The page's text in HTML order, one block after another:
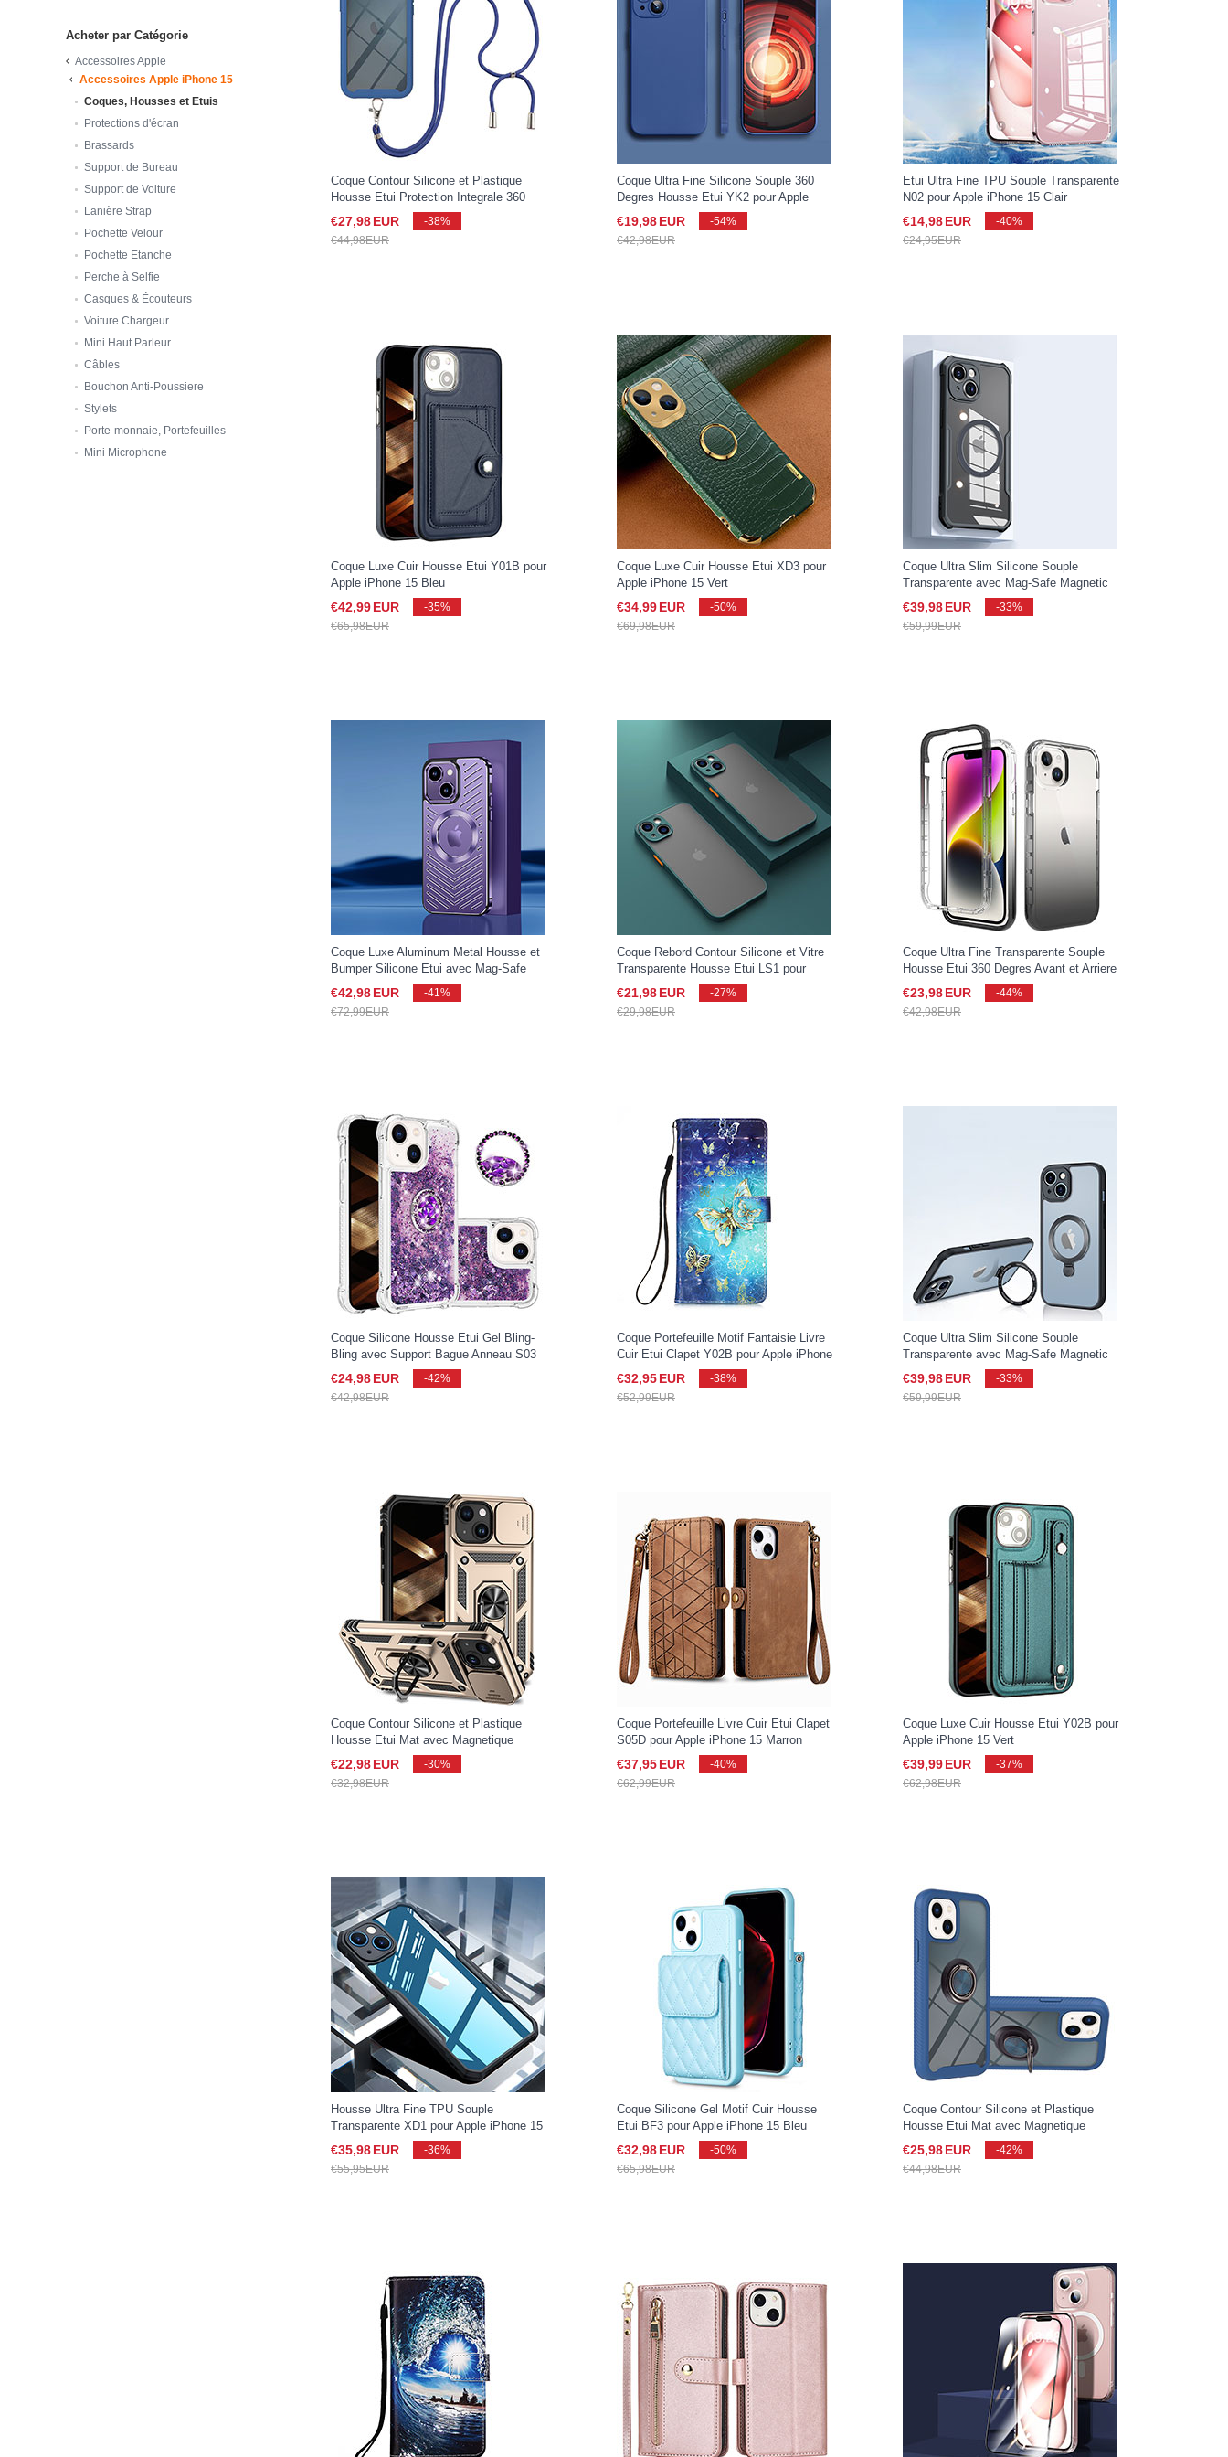
Acheter par Catégorie
Accessoires Apple
Accessoires Apple iPhone 15
Coques, Housses et Etuis
Protections d'écran
Brassards
Support de Bureau
Support de Voiture
Lanière Strap
Pochette Velour
Pochette Etanche
Perche à Selfie
Casques & Écouteurs
Voiture Chargeur
Mini Haut Parleur
Câbles
Bouchon Anti-Poussiere
Stylets
Porte-monnaie, Portefeuilles
Mini Microphone
Coque Contour Silicone et Plastique
Housse Etui Protection Integrale 360
Degres avec Laniere Strap pour Apple
iPhone 15 Bleu
€27,98EUR
-38%
€44,98EUR
Coque Ultra Fine Silicone Souple 360
Degres Housse Etui YK2 pour Apple
iPhone 15 Bleu
€19,98EUR
-54%
€42,98EUR
Etui Ultra Fine TPU Souple Transparente
N02 pour Apple iPhone 15 Clair
€14,98EUR
-40%
€24,95EUR
Coque Luxe Cuir Housse Etui Y01B pour
Apple iPhone 15 Bleu
€42,99EUR
-35%
€65,98EUR
Coque Luxe Cuir Housse Etui XD3 pour
Apple iPhone 15 Vert
€34,99EUR
-50%
€69,98EUR
Coque Ultra Slim Silicone Souple
Transparente avec Mag-Safe Magnetic
Magnetique XD3 pour Apple iPhone 15
Noir
€39,98EUR
-33%
€59,99EUR
Coque Luxe Aluminum Metal Housse et
Bumper Silicone Etui avec Mag-Safe
Magnetic Magnetique AC1 pour Apple
iPhone 15 Violet
€42,98EUR
-41%
€72,99EUR
Coque Rebord Contour Silicone et Vitre
Transparente Housse Etui LS1 pour
Apple iPhone 15 Vert Nuit
€21,98EUR
-27%
€29,98EUR
Coque Ultra Fine Transparente Souple
Housse Etui 360 Degres Avant et Arriere
Degrade pour Apple iPhone 15 Gris
Fonce
€23,98EUR
-44%
€42,98EUR
Coque Silicone Housse Etui Gel Bling-
Bling avec Support Bague Anneau S03
pour Apple iPhone 15 Violet
€24,98EUR
-42%
€42,98EUR
Coque Portefeuille Motif Fantaisie Livre
Cuir Etui Clapet Y02B pour Apple iPhone
15 Bleu
€32,95EUR
-38%
€52,99EUR
Coque Ultra Slim Silicone Souple
Transparente avec Mag-Safe Magnetic
Magnetique XD4 pour Apple iPhone 15
Noir
€39,98EUR
-33%
€59,99EUR
Coque Contour Silicone et Plastique
Housse Etui Mat avec Magnetique
Support Bague Anneau MQ1 pour Apple
iPhone 15 Or
€22,98EUR
-30%
€32,98EUR
Coque Portefeuille Livre Cuir Etui Clapet
S05D pour Apple iPhone 15 Marron
€37,95EUR
-40%
€62,99EUR
Coque Luxe Cuir Housse Etui Y02B pour
Apple iPhone 15 Vert
€39,99EUR
-37%
€62,98EUR
Housse Ultra Fine TPU Souple
Transparente XD1 pour Apple iPhone 15
Noir
€35,98EUR
-36%
€55,95EUR
Coque Silicone Gel Motif Cuir Housse
Etui BF3 pour Apple iPhone 15 Bleu
€32,98EUR
-50%
€65,98EUR
Coque Contour Silicone et Plastique
Housse Etui Mat avec Magnetique
Support Bague Anneau YB1 pour Apple
iPhone 15 Bleu
€25,98EUR
-42%
€44,98EUR